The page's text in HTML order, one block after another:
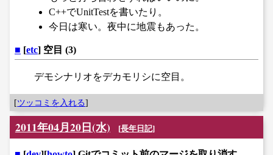
C++でUnitTestを書いたり。
今日は寒い。夜中に地震もあった。
■ [etc] 空目 (3)
デモシナリオをデカモリシに空目。
[ツッコミを入れる]
2011年04月20日(水) [長年日記]